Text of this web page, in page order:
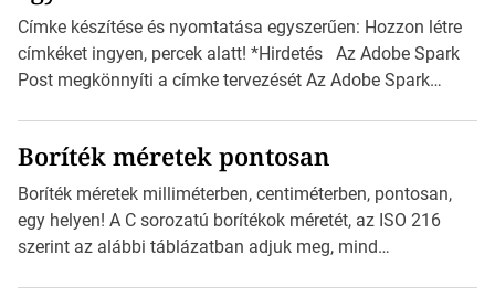
Címke készítése és nyomtatása egyszerűen: Hozzon létre
címkéket ingyen, percek alatt! *Hirdetés Az Adobe Spark
Post megkönnyíti a címke tervezését Az Adobe Spark
igazán foroghatnak a kreatív fogaskerekek, miközben
zajlik a saját címke készítése. Hogyan készítsünk címkét?
Válasszon méretet és alakot: Válassza ki a kívánt címke
méretét. Akár néhány […]
Boríték méretek pontosan
Boríték méretek milliméterben, centiméterben, pontosan,
egy helyen! A C sorozatú borítékok méretét, az ISO 216
szerint az alábbi táblázatban adjuk meg, mind